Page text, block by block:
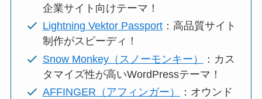
企業サイト向けテーマ！
Lightning Vektor Passport：高品質サイト
制作がスピーディ！
Snow Monkey（スノーモンキー）
：カス
タマイズ性が高いWordPressテーマ！
AFFINGER（アフィンガー）
：オウンド